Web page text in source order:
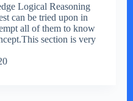
Logical Reasoning
can be tried upon in
all of them to know
section is very